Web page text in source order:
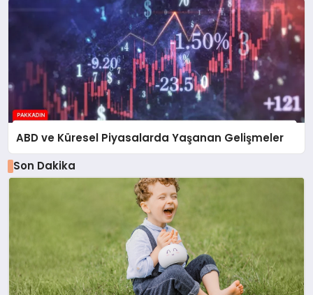
ABD ve Küresel Piyasalarda Yaşanan Gelişmeler
Son Dakika